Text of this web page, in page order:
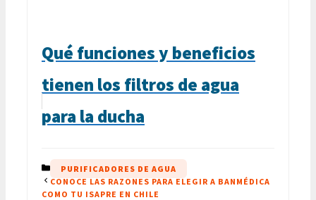
Qué funciones y beneficios
tienen los filtros de agua
para la ducha
CATEGORÍAS
PURIFICADORES DE AGUA
CONOCE LAS RAZONES PARA ELEGIR A BANMÉDICA
COMO TU ISAPRE EN CHILE